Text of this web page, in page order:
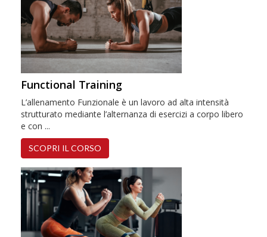
Functional Training
L’allenamento Funzionale è un lavoro ad alta intensità
strutturato mediante l’alternanza di esercizi a corpo libero
e con ...
SCOPRI IL CORSO